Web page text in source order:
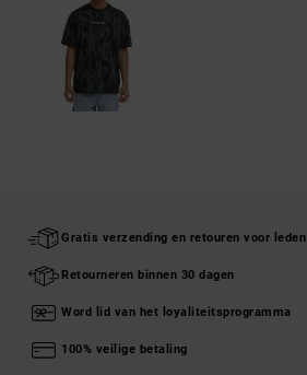
Gratis verzending en retouren voor leden
Retourneren binnen 30 dagen
Word lid van het loyaliteitsprogramma
100% veilige betaling